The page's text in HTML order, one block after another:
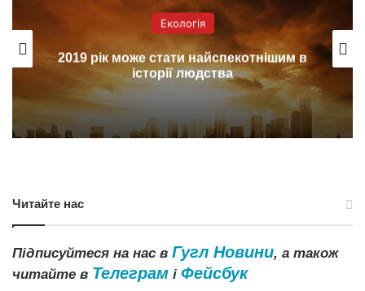
Екологія
2019 рік може стати найспекотнішим в
історії людства
Читайте нас
Підписуйтеся на нас в Гугл Новини, а також
читайте в Телеграм і Фейсбук